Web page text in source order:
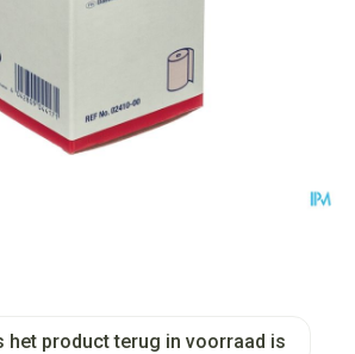
het product terug in voorraad is